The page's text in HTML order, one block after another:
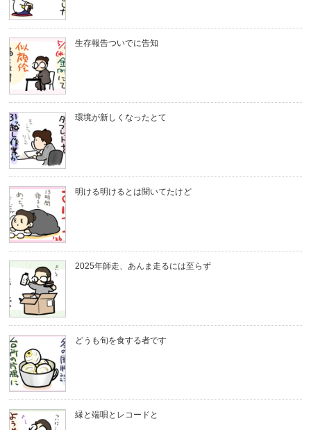
生存報告ついでに告知
環境が新しくなったとて
明ける明けるとは聞いてたけど
2025年師走、あんま走るには至らず
どうも旬を食する者です
縁と端唄とレコードと